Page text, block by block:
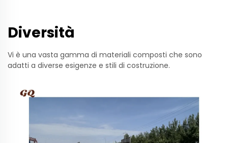
Diversità
Vi è una vasta gamma di materiali composti che sono
adatti a diverse esigenze e stili di costruzione.